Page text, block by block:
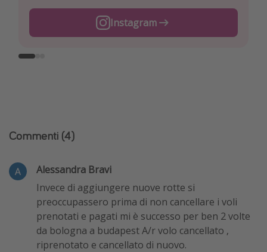
Instagram
Facebook
TikTok
Commenti (4)
Alessandra Bravi
Invece di aggiungere nuove rotte si
preoccupassero prima di non cancellare i voli
prenotati e pagati mi è successo per ben 2 volte
da bologna a budapest A/r volo cancellato ,
riprenotato e cancellato di nuovo.